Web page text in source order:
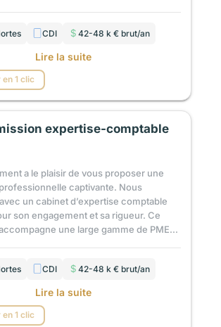
CDI 42-48 k € brut/an
Lire la suite
1 clic
expertise-comptable
a le plaisir de vous proposer une
captivante. Nous
un cabinet d’expertise comptable
son engagement et sa rigueur. Ce
une large gamme de PME...
CDI 42-48 k € brut/an
Lire la suite
1 clic